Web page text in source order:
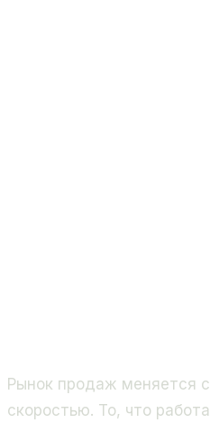
Рынок продаж меняется
скоростью. То, что